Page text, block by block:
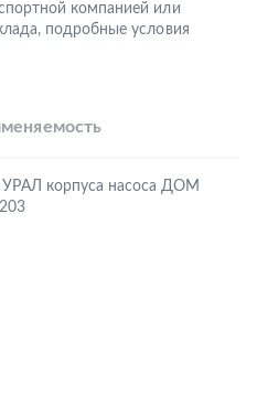
компанией или
подробные условия
корпуса насоса ДОМ